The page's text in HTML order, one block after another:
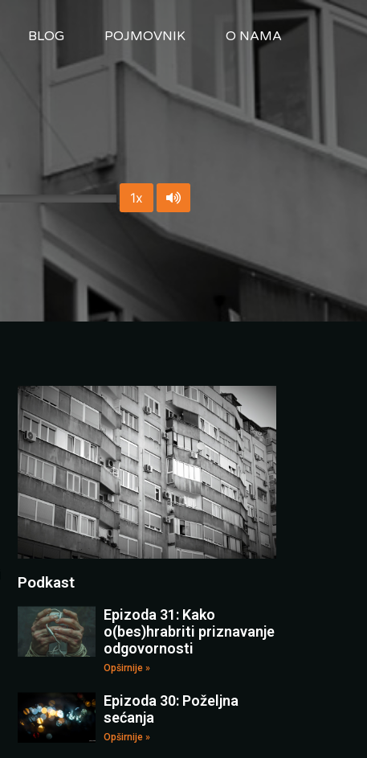
BLOG POJMOVNIK O NAMA
1x
Podkast
Epizoda 31: Kako
o(bes)hrabriti priznavanje
odgovornosti
Opširnije »
Epizoda 30: Poželjna
sećanja
Opširnije »